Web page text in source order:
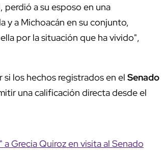
perdió a su esposo en una
y a Michoacán en su conjunto,
por la situación que ha vivido",
si los hechos registrados en el Senado
una calificación directa desde el
Grecia Quiroz en visita al Senado